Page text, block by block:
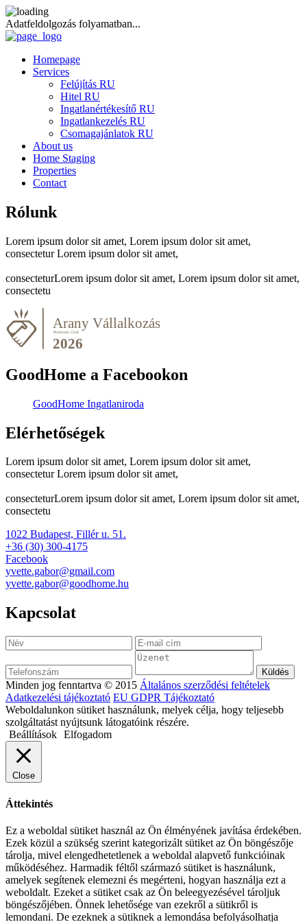
Adatfeldolgozás folyamatban...
Homepage
Services
Felújítás RU
Hitel RU
Ingatlanértékesítő RU
Ingatlankezelés RU
Csomagajánlatok RU
About us
Home Staging
Properties
Contact
Rólunk
Lorem ipsum dolor sit amet, Lorem ipsum dolor sit amet,
consectetur Lorem ipsum dolor sit amet,
consecteturLorem ipsum dolor sit amet, Lorem ipsum dolor sit amet,
consectetu
GoodHome a Facebookon
GoodHome Ingatlaniroda
Elérhetőségek
Lorem ipsum dolor sit amet, Lorem ipsum dolor sit amet,
consectetur Lorem ipsum dolor sit amet,
consecteturLorem ipsum dolor sit amet, Lorem ipsum dolor sit amet,
consectetu
1022 Budapest, Fillér u. 51.
+36 (30) 300-4175
Facebook
yvette.gabor@gmail.com
yvette.gabor@goodhome.hu
Kapcsolat
Minden jog fenntartva © 2015 Általános szerződési feltételek
Adatkezelési tájékoztató EU GDPR Tájékoztató
Weboldalunkon sütiket használunk, melyek célja, hogy teljesebb
szolgáltatást nyújtsunk látogatóink részére.
Beállítások Elfogadom
Close
Áttekintés
Ez a weboldal sütiket használ az Ön élményének javítása érdekében.
Ezek közül a szükség szerint kategorizált sütiket az Ön böngészője
tárolja, mivel elengedhetetlenek a weboldal alapvető funkcióinak
működéséhez. Harmadik féltől származó sütiket is használunk,
amelyek segítenek elemezni és megérteni, hogyan használja ezt a
weboldalt. Ezeket a sütiket csak az Ön beleegyezésével tároljuk
böngészőjében. Önnek lehetősége van ezekről a sütikről is
lemondani. De ezeknek a sütiknek a lemondása befolyásolhatja